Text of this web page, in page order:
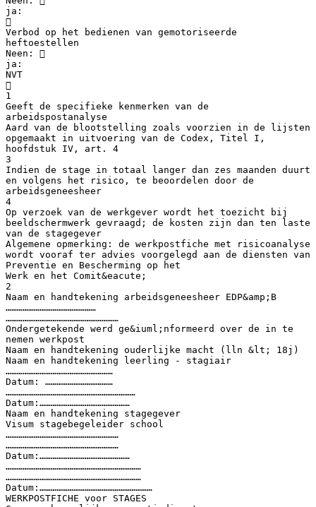
ja:

Verbod op het bedienen van gemotoriseerde
heftoestellen
Neen: 
ja:
NVT

1
Geeft de specifieke kenmerken van de
arbeidspostanalyse
Aard van de blootstelling zoals voorzien in de lijsten
opgemaakt in uitvoering van de Codex, Titel I,
hoofdstuk IV, art. 4
3
Indien de stage in totaal langer dan zes maanden duurt
en volgens het risico, te beoordelen door de
arbeidsgeneesheer
4
Op verzoek van de werkgever wordt het toezicht bij
beeldschermwerk gevraagd; de kosten zijn dan ten laste
van de stagegever
Algemene opmerking: de werkpostfiche met risicoanalyse
wordt vooraf ter advies voorgelegd aan de diensten van
Preventie en Bescherming op het
Werk en het Comit&eacute;
2
Naam en handtekening arbeidsgeneesheer EDP&amp;B
…………………………………………
……………………………………………………
Ondergetekende werd ge&iuml;nformeerd over de in te
nemen werkpost
Naam en handtekening ouderlijke macht (lln &lt; 18j)
Naam en handtekening leerling - stagiair
…………………………………………………
Datum: ………………………………
……………………………………………………………
Datum:…………………………………………
Naam en handtekening stagegever
Visum stagebegeleider school
……………………………………………………
……………………………………………………
Datum:…………………………………………
………………………………………………………………
………………………………………………………………
Datum:……………………………………………………
WERKPOSTFICHE voor STAGES